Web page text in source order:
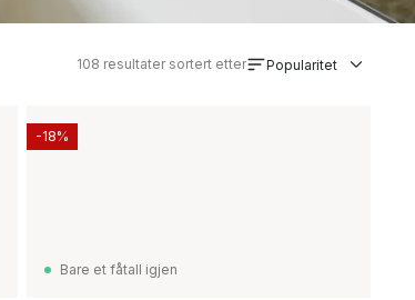
108 resultater sortert etter Popularitet
Bare et fåtall igjen
-18%